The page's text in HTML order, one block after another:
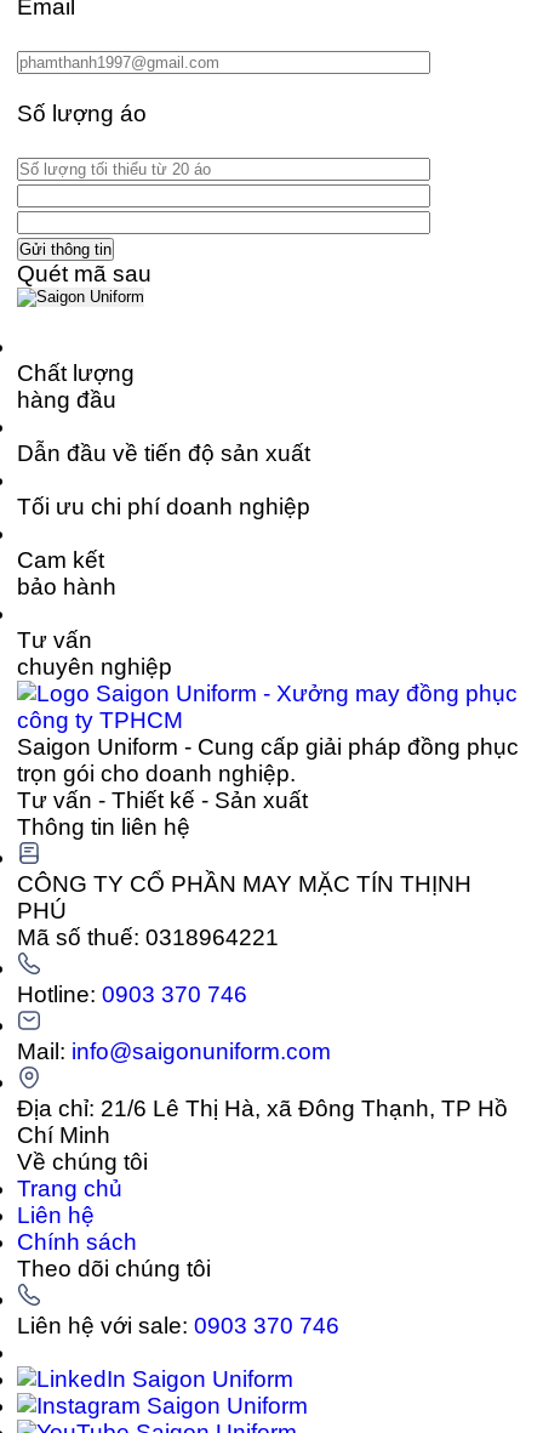
Email
Số lượng áo
Quét mã sau
Chất lượng
hàng đầu
Dẫn đầu về tiến độ sản xuất
Tối ưu chi phí doanh nghiệp
Cam kết
bảo hành
Tư vấn
chuyên nghiệp
Saigon Uniform - Cung cấp giải pháp đồng phục
trọn gói cho doanh nghiệp.
Tư vấn - Thiết kế - Sản xuất
Thông tin liên hệ
CÔNG TY CỔ PHẦN MAY MẶC TÍN THỊNH
PHÚ
Mã số thuế: 0318964221
Hotline:0903 370 746
Mail: info@saigonuniform.com
Địa chỉ: 21/6 Lê Thị Hà, xã Đông Thạnh, TP Hồ
Chí Minh
Về chúng tôi
Trang chủ
Liên hệ
Chính sách
Theo dõi chúng tôi
Liên hệ với sale:0903 370 746